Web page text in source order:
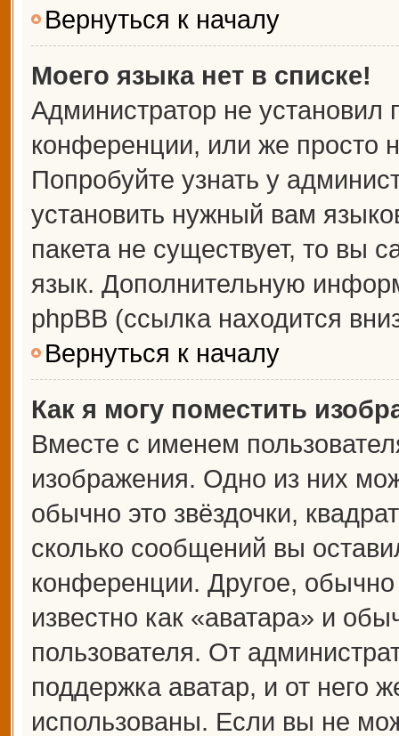
Вернуться к началу
Моего языка нет в списке!
Администратор не установил
конференции, или же просто
Попробуйте узнать у
установить нужный вам
пакета не существует, то вы
язык. Дополнительную
phpBB (ссылка находится
Вернуться к началу
Как я могу поместить
Вместе с именем
изображения. Одно из них
обычно это звёздочки,
сколько сообщений вы
конференции. Другое,
известно как «аватара» и
пользователя. От
поддержка аватар, и от него
использованы. Если вы не